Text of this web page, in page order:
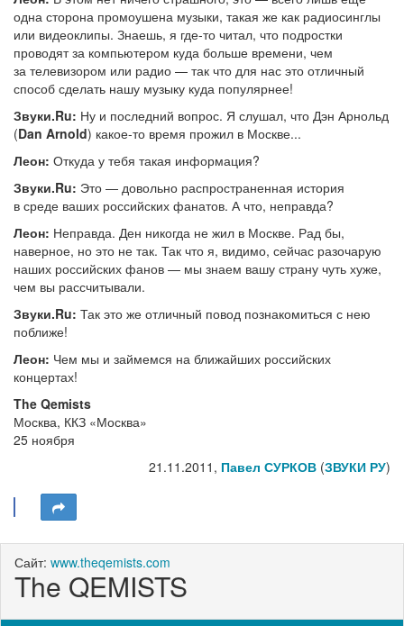
одна сторона промоушена музыки, такая же как радиосинглы
или видеоклипы. Знаешь, я где-то читал, что подростки
проводят за компьютером куда больше времени, чем
за телевизором или радио — так что для нас это отличный
способ сделать нашу музыку куда популярнее!
Звуки.Ru: Ну и последний вопрос. Я слушал, что Дэн Арнольд
(Dan Arnold) какое-то время прожил в Москве...
Леон: Откуда у тебя такая информация?
Звуки.Ru: Это — довольно распространенная история
в среде ваших российских фанатов. А что, неправда?
Леон: Неправда. Ден никогда не жил в Москве. Рад бы,
наверное, но это не так. Так что я, видимо, сейчас разочарую
наших российских фанов — мы знаем вашу страну чуть хуже,
чем вы рассчитывали.
Звуки.Ru: Так это же отличный повод познакомиться с нею
поближе!
Леон: Чем мы и займемся на ближайших российских
концертах!
The Qemists
Москва, ККЗ «Москва»
25 ноября
21.11.2011, Павел СУРКОВ (ЗВУКИ РУ)
Сайт: www.theqemists.com
The QEMISTS